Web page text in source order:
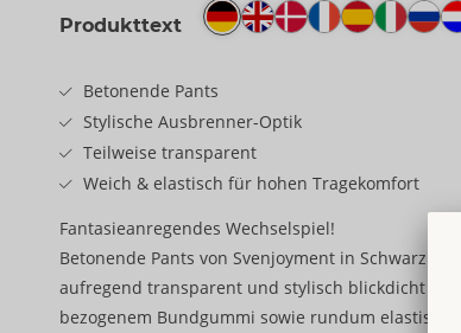
Produkttext
Betonende Pants
Stylische Ausbrenner-Optik
Teilweise transparent
Weich & elastisch für hohen Tragekomfort
Fantasieanregendes Wechselspiel!
Betonende Pants von Svenjoyment in Schwarz
aufregend transparent und stylisch blickdicht im
bezogenem Bundgummi sowie rundum elastisch